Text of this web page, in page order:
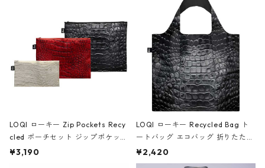
Black ジャン=ミッシェル・バスキ
ア/クラウン ブラック
LOQI ローキー Zip Pockets Recy
cled ポーチセット ジップポケット
ファスナーポーチ 撥水加工 トラベ
¥3,190
LOQI ローキー Recycled Bag ト
ートバッグ エコバッグ 折りたたみ
大きめ 撥水加工 収納ポーチ CRO
CODILE/Black クロコダイル/ブラ
¥2,420